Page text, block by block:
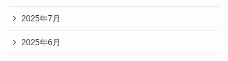
2025年7月
2025年6月